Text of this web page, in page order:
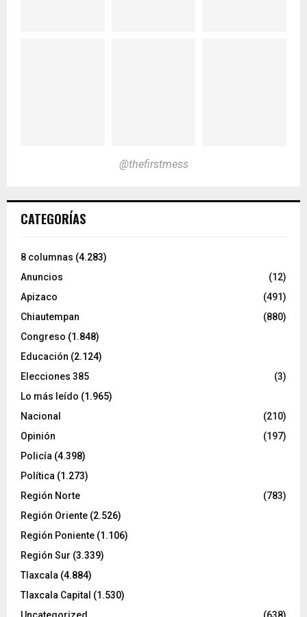
@thefirstmess
CATEGORÍAS
8 columnas (4.283)
Anuncios
(12)
Apizaco
(491)
Chiautempan
(880)
Congreso (1.848)
Educación (2.124)
Elecciones 385
(3)
Lo más leído (1.965)
Nacional
(210)
Opinión
(197)
Policía (4.398)
Política (1.273)
Región Norte
(783)
Región Oriente (2.526)
Región Poniente (1.106)
Región Sur (3.339)
Tlaxcala (4.884)
Tlaxcala Capital (1.530)